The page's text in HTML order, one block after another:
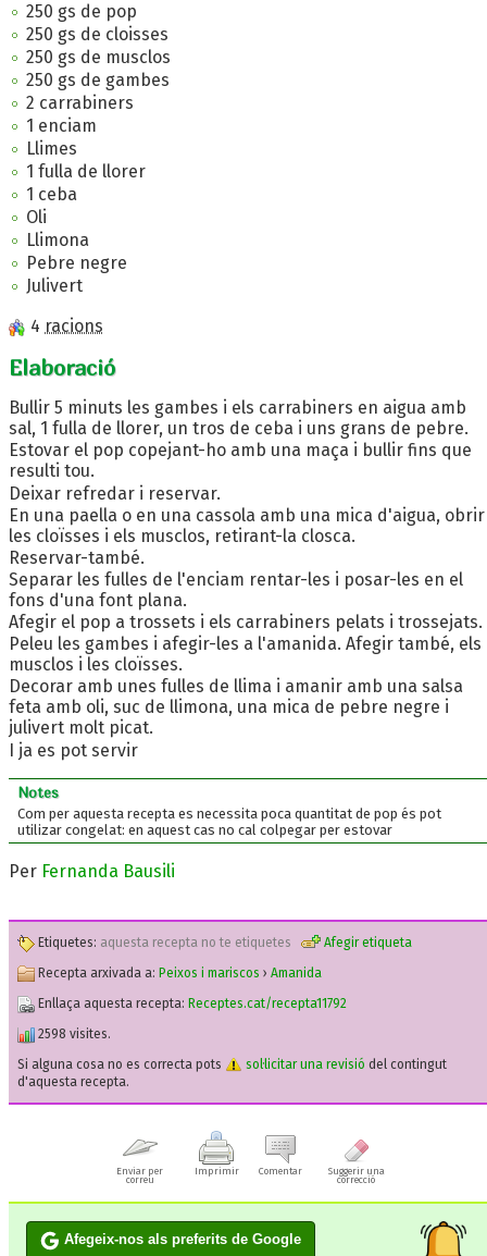
250 gs de pop
250 gs de cloisses
250 gs de musclos
250 gs de gambes
2 carrabiners
1 enciam
Llimes
1 fulla de llorer
1 ceba
Oli
Llimona
Pebre negre
Julivert
4 racions
Elaboració
Bullir 5 minuts les gambes i els carrabiners en aigua amb
sal, 1 fulla de llorer, un tros de ceba i uns grans de pebre.
Estovar el pop copejant-ho amb una maça i bullir fins que
resulti tou.
Deixar refredar i reservar.
En una paella o en una cassola amb una mica d'aigua, obrir
les cloïsses i els musclos, retirant-la closca.
Reservar-també.
Separar les fulles de l'enciam rentar-les i posar-les en el
fons d'una font plana.
Afegir el pop a trossets i els carrabiners pelats i trossejats.
Peleu les gambes i afegir-les a l'amanida. Afegir també, els
musclos i les cloïsses.
Decorar amb unes fulles de llima i amanir amb una salsa
feta amb oli, suc de llimona, una mica de pebre negre i
julivert molt picat.
I ja es pot servir
Notes
Com per aquesta recepta es necessita poca quantitat de pop és pot
utilizar congelat: en aquest cas no cal colpegar per estovar
Per Fernanda Bausili
Etiquetes: aquesta recepta no te etiquetes
Afegir etiqueta
Recepta arxivada a: Peixos i mariscos › Amanida
Enllaça aquesta recepta: Receptes.cat/recepta11792
2598 visites.
Si alguna cosa no es correcta pots
sol·licitar una revisió del contingut
d'aquesta recepta.
Enviar per
correu
Imprimir Comentar
Suggerir una
correcció
Afegeix-nos als preferits de Google